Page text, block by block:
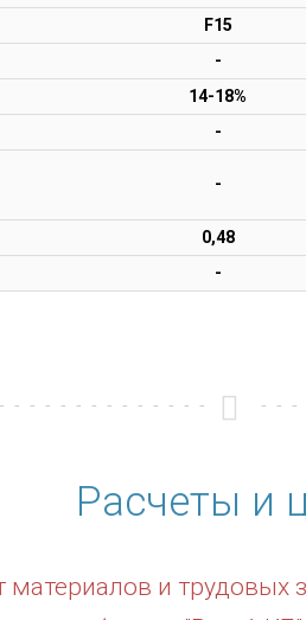
F15
-
14-18%
-
-
0,48
-
Расчеты и
и трудовых